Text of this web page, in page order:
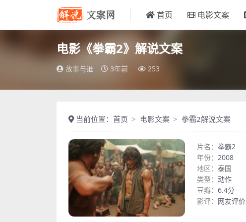
首页 电影文案
电影《拳霸2》解说文案
故事与谁 3年前 253
当前位置： 首页 电影文案 拳霸2解说文案
片名： 拳霸2
年份： 2008
地区： 泰国
类型： 动作
豆瓣： 6.4分
影评： 网友评价